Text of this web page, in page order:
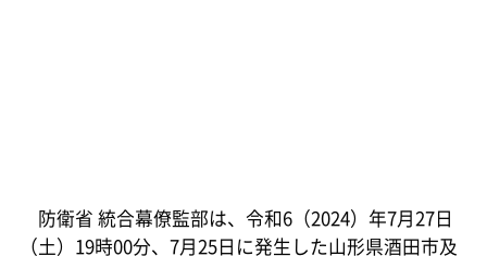
防衛省 統合幕僚監部は、令和6（2024）年7月27日
（土）19時00分、7月25日に発生した山形県酒田市及